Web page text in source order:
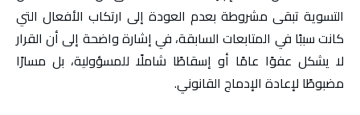
التسوية تبقى مشروطة بعدم العودة إلى ارتكاب الأفعال التي
كانت سببًا في المتابعات السابقة، في إشارة واضحة إلى أن القرار
لا يشكل عفوًا عامًا أو إسقاطًا شاملًا للمسؤولية، بل مسارًا
مضبوطًا لإعادة الإدماج القانوني.